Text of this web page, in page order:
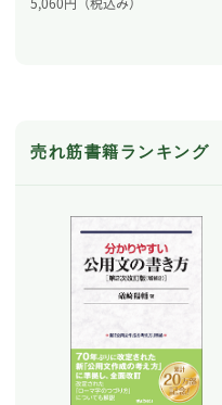
売れ筋書籍ランキング